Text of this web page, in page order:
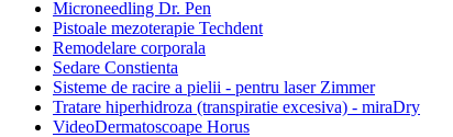
Microneedling Dr. Pen
Pistoale mezoterapie Techdent
Remodelare corporala
Sedare Constienta
Sisteme de racire a pielii - pentru laser Zimmer
Tratare hiperhidroza (transpiratie excesiva) - miraDry
VideoDermatoscoape Horus